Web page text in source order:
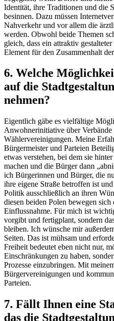
Identität, ihre Traditionen und die
besinnen. Dazu müssen
Nahverkehr und vor allem die
werden. Obwohl beide Themen
gleich, dass ein attraktiv
Element für den Zusammenhalt
6. Welche
auf die
nehmen?
Eigentlich gäbe es vielfältige
Anwohnerinitiative über Verbände
Wählervereinigungen. Meine
Bürgermeister und Parteien
etwas verstehen, bei dem sie
machen und die Bürger dann
ich Bürgerinnen und Bürger, die
ihre eigene Straße betroffen ist
Politik ausschließlich an ihren
diesen beiden Polen bewegen
Einflussnahme. Für mich ist
vorgibt und fertigplant, sondern
bleiben. Ich wünsche mir
Seiten. Das ist mühsam und
Freiheit bedeutet eben nicht nur,
Einschränkungen zu haben,
Prozesse einzubringen. Mit
Bürgervereinigungen und
Parteien.
7. Fällt Ihnen eine
das die